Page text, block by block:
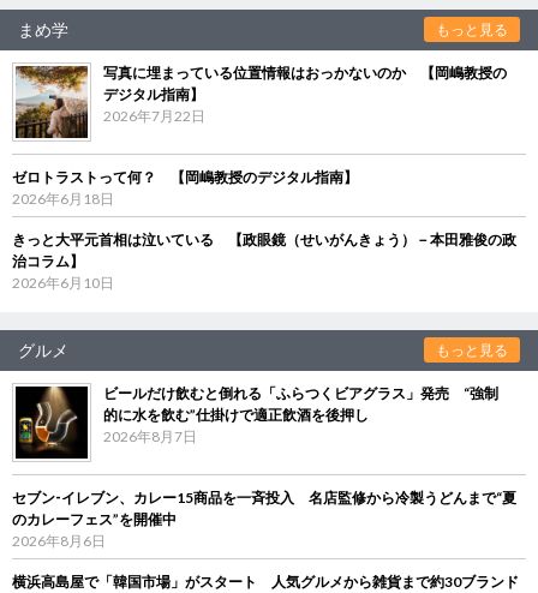
まめ学 もっと見る
写真に埋まっている位置情報はおっかないのか 【岡嶋教授の
デジタル指南】
2026年7月22日
ゼロトラストって何？ 【岡嶋教授のデジタル指南】
2026年6月18日
きっと大平元首相は泣いている 【政眼鏡（せいがんきょう）－本田雅俊の政
治コラム】
2026年6月10日
グルメ もっと見る
ビールだけ飲むと倒れる「ふらつくビアグラス」発売 “強制
的に水を飲む”仕掛けで適正飲酒を後押し
2026年8月7日
セブン‐イレブン、カレー15商品を一斉投入 名店監修から冷製うどんまで“夏
のカレーフェス”を開催中
2026年8月6日
横浜高島屋で「韓国市場」がスタート 人気グルメから雑貨まで約30ブランド